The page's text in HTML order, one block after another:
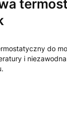
do
i